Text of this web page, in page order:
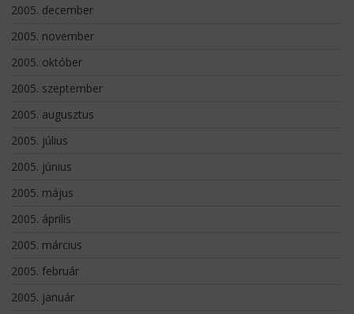
2005. december
2005. november
2005. október
2005. szeptember
2005. augusztus
2005. július
2005. június
2005. május
2005. április
2005. március
2005. február
2005. január